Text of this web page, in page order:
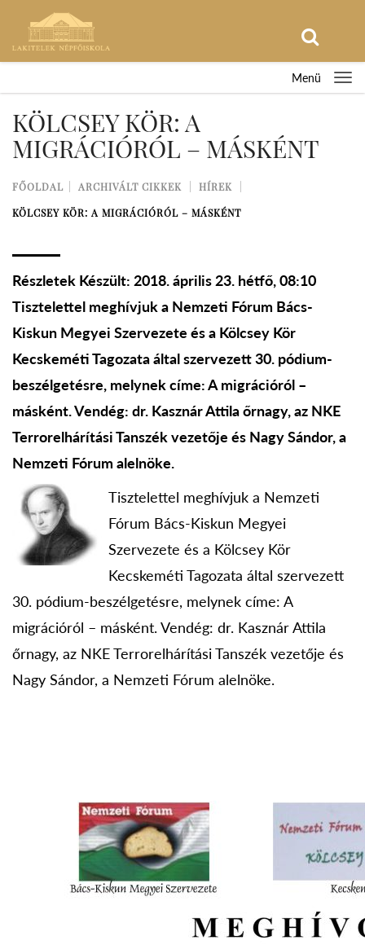
Menü
KÖLCSEY KÖR: A
MIGRÁCIÓRÓL – MÁSKÉNT
FŐOLDAL ARCHIVÁLT CIKKEK
HÍREK
KÖLCSEY KÖR: A MIGRÁCIÓRÓL – MÁSKÉNT
Részletek Készült: 2018. április 23. hétfő, 08:10
Tisztelettel meghívjuk a Nemzeti Fórum Bács-
Kiskun Megyei Szervezete és a Kölcsey Kör
Kecskeméti Tagozata által szervezett 30. pódium-
beszélgetésre, melynek címe: A migrációról –
másként. Vendég: dr. Kasznár Attila őrnagy, az NKE
Terrorelhárítási Tanszék vezetője és Nagy Sándor, a
Nemzeti Fórum alelnöke.
Tisztelettel meghívjuk a Nemzeti
Fórum Bács-Kiskun Megyei
Szervezete és a Kölcsey Kör
Kecskeméti Tagozata által szervezett
30. pódium-beszélgetésre, melynek címe: A
migrációról – másként. Vendég: dr. Kasznár Attila
őrnagy, az NKE Terrorelhárítási Tanszék vezetője és
Nagy Sándor, a Nemzeti Fórum alelnöke.